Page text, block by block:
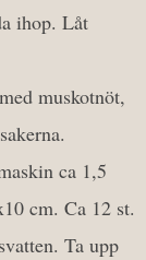
ihop. Låt
muskotnöt,
ca 1,5
cm. Ca 12 st.
Ta upp